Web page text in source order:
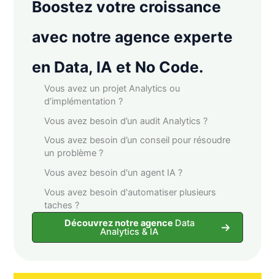
Boostez votre croissance
avec notre agence experte
en Data, IA et No Code.
Vous avez un projet Analytics ou
d’implémentation ?
Vous avez besoin d’un audit Analytics ?
Vous avez besoin d’un conseil pour résoudre
un problème ?
Vous avez besoin d'un agent IA ?
Vous avez besoin d'automatiser plusieurs
taches ?
Découvrez notre agence Data
Analytics & IA